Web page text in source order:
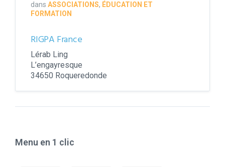
dans ASSOCIATIONS, ÉDUCATION ET
FORMATION
RIGPA France
Lérab Ling
L’engayresque
34650 Roqueredonde
Menu en 1 clic